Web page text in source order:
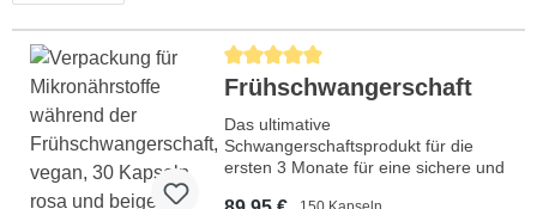
Durchschnittliche Bewertung von 5 von 5
Frühschwangerschaft
Das ultimative
Schwangerschaftsprodukt für die
ersten 3 Monate für eine sichere und